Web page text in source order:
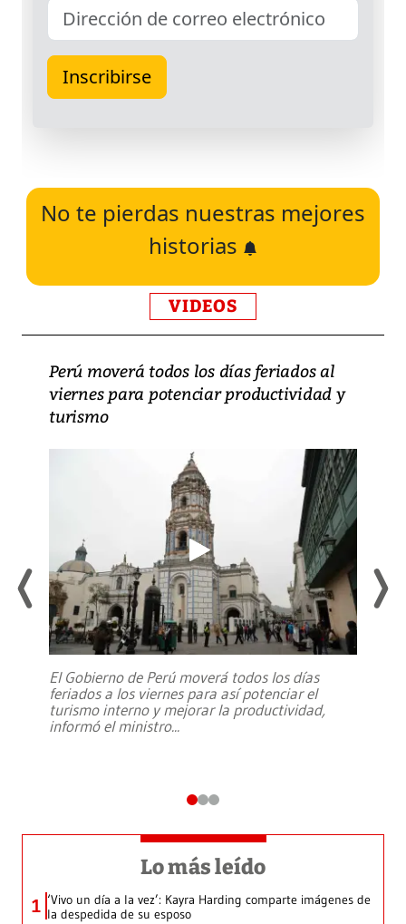
No te pierdas nuestras mejores
historias
VIDEOS
Perú moverá todos los días feriados al
viernes para potenciar productividad y
turismo
El Gobierno de Perú moverá todos los días
feriados a los viernes para así potenciar el
turismo interno y mejorar la productividad,
informó el ministro...
Lo más leído
1 ‘Vivo un día a la vez’: Kayra Harding comparte imágenes de
la despedida de su esposo